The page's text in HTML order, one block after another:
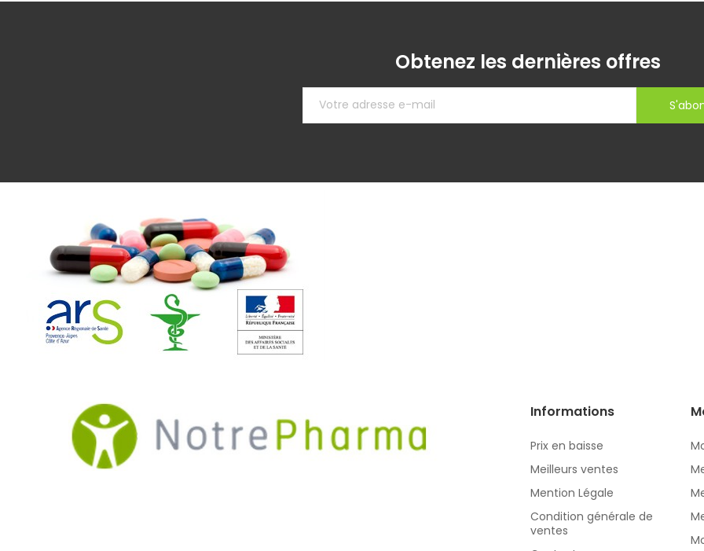
Obtenez les dernières offres
Informations
Prix en baisse
Meilleurs ventes
Mention Légale
Condition générale de
ventes